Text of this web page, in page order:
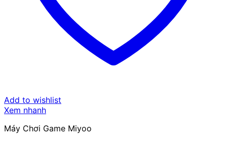
Add to wishlist
Xem nhanh
Máy Chơi Game Miyoo